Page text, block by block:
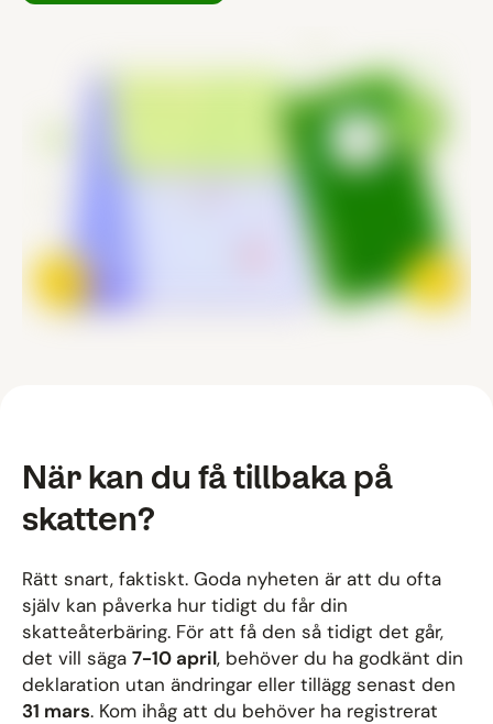
När kan du få tillbaka på
skatten?
Rätt snart, faktiskt. Goda nyheten är att du ofta
själv kan påverka hur tidigt du får din
skatteåterbäring. För att få den så tidigt det går,
det vill säga 7-10 april, behöver du ha godkänt din
deklaration utan ändringar eller tillägg senast den
31 mars. Kom ihåg att du behöver ha registrerat